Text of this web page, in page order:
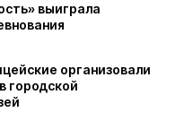
выиграла
организовали
городской